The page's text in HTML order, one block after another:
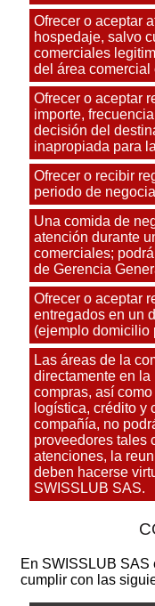
Ofrecer o aceptar
hospedaje, salvo
comerciales
del área comercial
Ofrecer o aceptar
importe,
decisión del
inapropiada para
Ofrecer o recibir
periodo de
Una comida de
atención durante
comerciales;
de Gerencia
Ofrecer o aceptar
entregados en un
(ejemplo domicilio
Las áreas de la
directamente en
compras, así
logística, crédito y
compañía, no
proveedores tales
atenciones, la
deben hacerse
SWISSLUB SAS.
En SWISSLUB SAS
cumplir con las